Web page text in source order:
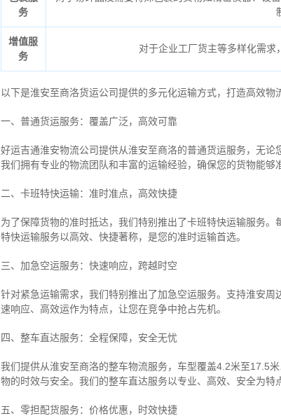
务
增值服
务
对于企业工厂货主等多样化需求
以下是淮安至商洛货运公司提供的多元化运输方式，打造高效物
一、普通货运服务：覆盖广泛，高效可靠
好运吉通淮安物流公司提供从淮安至商洛的普通货运服务，无
我们拥有专业的物流团队和丰富的运输经验，确保您的货物能够
二、卡班特快运输：准时准点，高效快捷
为了保障货物的准时抵达，我们特别推出了卡班特快运输服务
特快运输服务以高效、快捷著称，是您的准时运输首选。
三、加急空运服务：快速响应，跨越时空
针对紧急运输需求，我们特别推出了加急空运服务。支持淮安
速响应、高效运作为特点，让您在竞争中抢占先机。
四、整车直达服务：全程保障，安全无忧
我们提供从淮安至商洛的整车物流服务，车型覆盖4.2米至17.5
物的时效与安全。我们的整车直达服务以专业、高效、安全为特
五、零担配货服务：价格优惠，时效快捷